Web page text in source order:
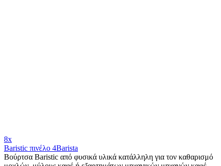
8x
Baristic πινέλο 4Barista
Βούρτσα Baristic από φυσικά υλικά κατάλληλη για τον καθαρισμό